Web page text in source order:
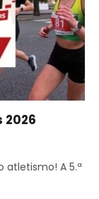
2026
atletismo! A 5.ª